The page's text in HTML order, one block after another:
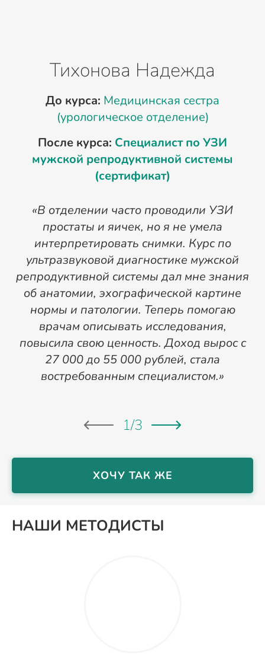
Тихонова Надежда
До курса: Медицинская сестра
(урологическое отделение)
После курса: Специалист по УЗИ
мужской репродуктивной системы
(сертификат)
«В отделении часто проводили УЗИ
простаты и яичек, но я не умела
интерпретировать снимки. Курс по
ультразвуковой диагностике мужской
репродуктивной системы дал мне знания
об анатомии, эхографической картине
нормы и патологии. Теперь помогаю
врачам описывать исследования,
повысила свою ценность. Доход вырос с
27 000 до 55 000 рублей, стала
востребованным специалистом.»
1/3
ХОЧУ ТАК ЖЕ
НАШИ МЕТОДИСТЫ